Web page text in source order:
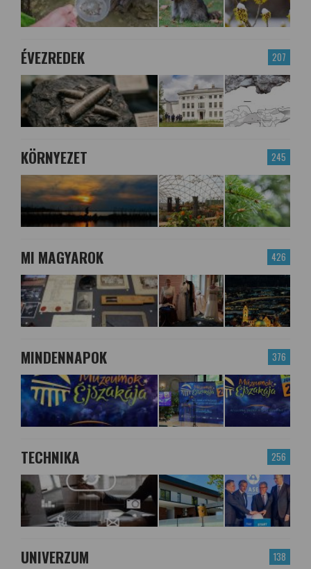
207
ÉVEZREDEK
245
KÖRNYEZET
426
MI MAGYAROK
376
MINDENNAPOK
256
TECHNIKA
138
UNIVERZUM